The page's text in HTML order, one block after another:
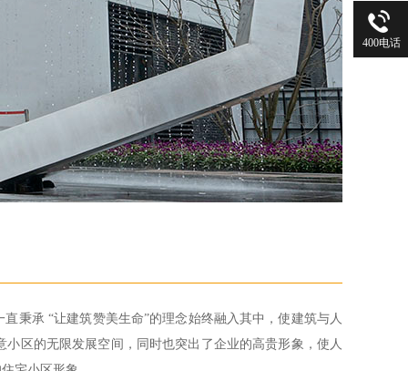
秉承 “让建筑赞美生命”的理念始终融入其中，使建筑与人
区的无限发展空间，同时也突出了企业的高贵形象，使人
400电话